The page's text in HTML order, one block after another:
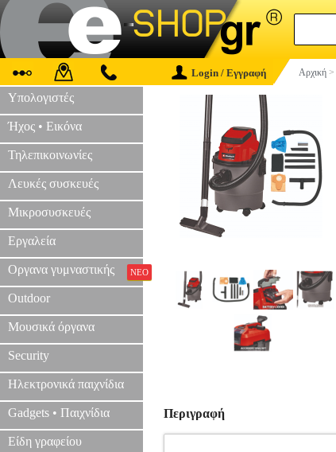
Login / Εγγραφή Αρχική >
Υπολογιστές
Ήχος • Εικόνα
Τηλεπικοινωνίες
Λευκές συσκευές
Μικροσυσκευές
Εργαλεία
Οργανα γυμναστικής ΝΕΟ
Outdoor
Μουσικά όργανα
Security
Ηλεκτρονικά παιχνίδια
Gadgets • Παιχνίδια
Είδη γραφείου
Περιγραφή